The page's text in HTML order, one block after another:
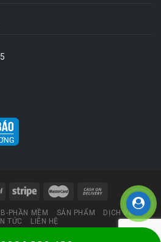
PHẦN MỀM SẢN PHẨM
DỊCH VỤ
TỨC
LIÊN HỆ